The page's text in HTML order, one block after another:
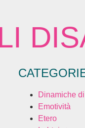
Dinamiche
Emotività
Etero